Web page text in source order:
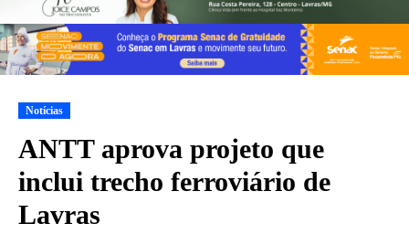
Notícias
ANTT aprova projeto que
inclui trecho ferroviário de
Lavras